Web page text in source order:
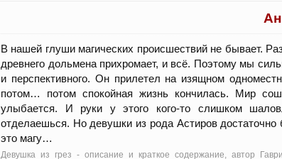
В нашей глуши магических происшествий не бывает.
древнего дольмена прихромает, и всё. Поэтому мы
и перспективного. Он прилетел на изящном
потом… потом спокойная жизнь кончилась. Мир
улыбается. И руки у этого кого-то слишком
отделаешься. Но девушки из рода Астиров
это магу…
Девушка из грез - oписание и краткое содержание, автор